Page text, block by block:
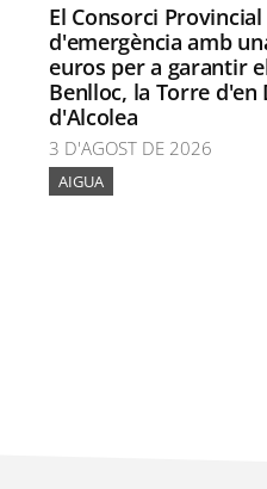
El Consorci
d'emergència amb
euros per a garantir
Benlloc, la Torre d'en
d'Alcolea
3 D'AGOST DE 2026
AIGUA